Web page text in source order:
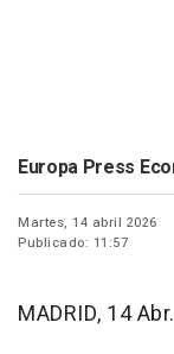
Europa Press
Martes, 14 abril 2026
Publicado: 11:57
MADRID, 14